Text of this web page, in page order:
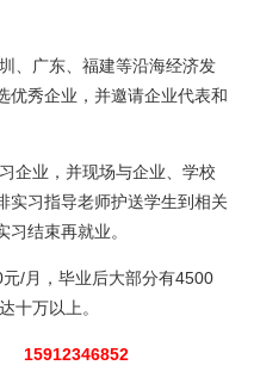
、广东、福建等沿海经济发
优秀企业，并邀请企业代表和
企业，并现场与企业、学校
实习指导老师护送学生到相关
结束再就业。
/月，毕业后大部分有4500
十万以上。
) 15912346852